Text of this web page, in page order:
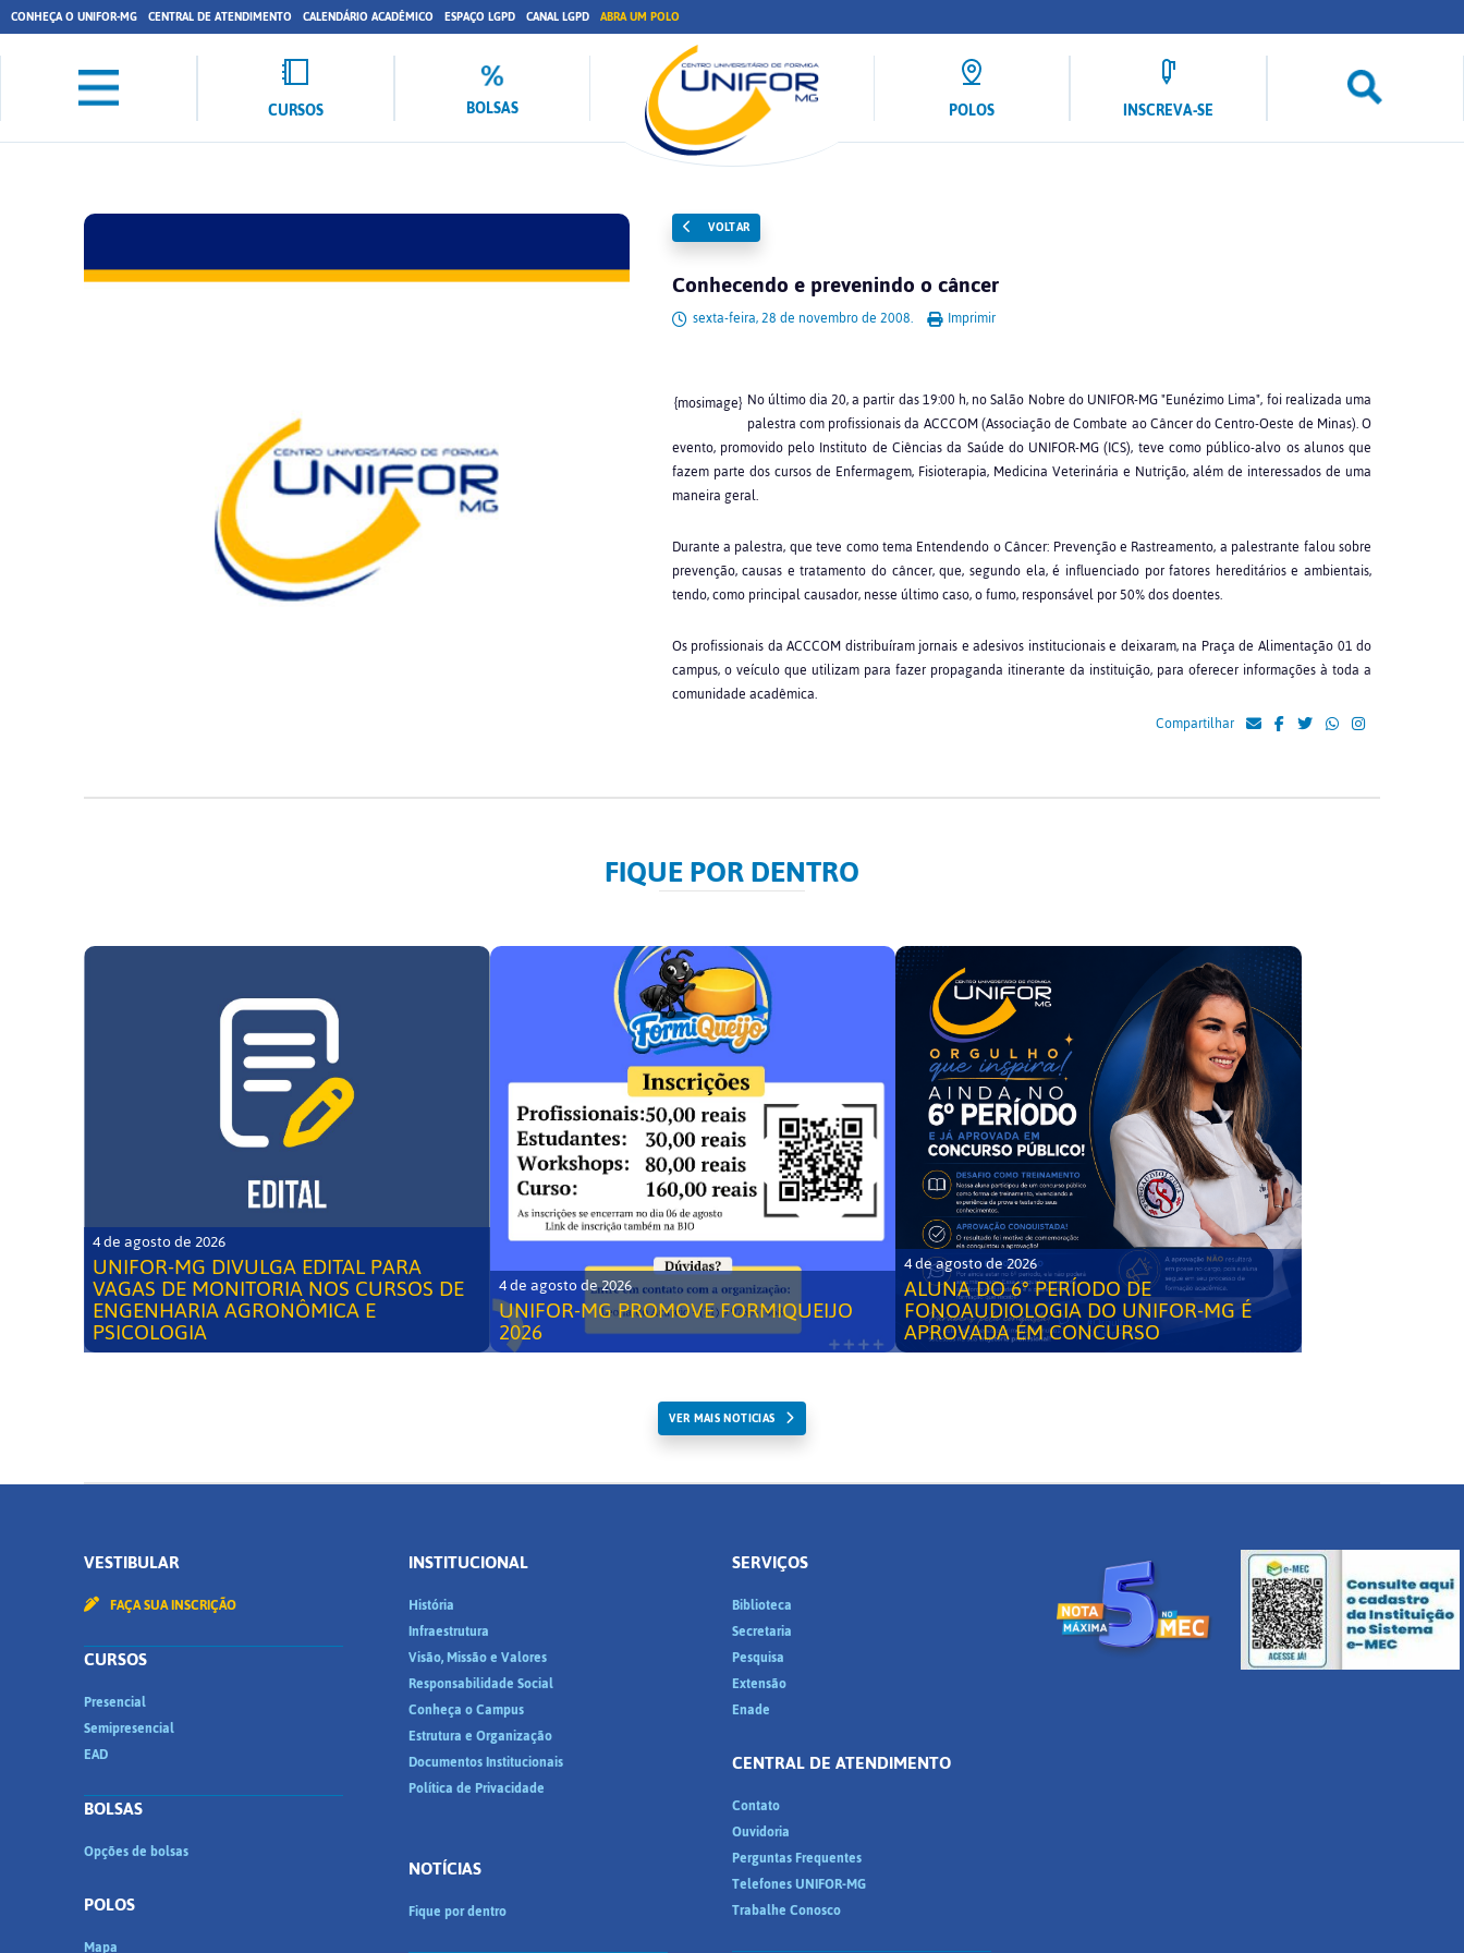
CONHEÇA O UNIFOR-MG CENTRAL DE ATENDIMENTO CALENDÁRIO ACADÊMICO ESPAÇO LGPD CANAL LGPD ABRA UM POLO
CURSOS BOLSAS POLOS INSCREVA-SE
VOLTAR
Conhecendo e prevenindo o câncer
sexta-feira, 28 de novembro de 2008. Imprimir
{mosimage} No último dia 20, a partir das 19:00 h, no Salão Nobre do UNIFOR-MG "Eunézimo Lima", foi realizada uma
palestra com profissionais da ACCCOM (Associação de Combate ao Câncer do Centro-Oeste de Minas). O
evento, promovido pelo Instituto de Ciências da Saúde do UNIFOR-MG (ICS), teve como público-alvo os alunos que
fazem parte dos cursos de Enfermagem, Fisioterapia, Medicina Veterinária e Nutrição, além de interessados de uma
maneira geral.
Durante a palestra, que teve como tema Entendendo o Câncer: Prevenção e Rastreamento, a palestrante falou sobre
prevenção, causas e tratamento do câncer, que, segundo ela, é influenciado por fatores hereditários e ambientais,
tendo, como principal causador, nesse último caso, o fumo, responsável por 50% dos doentes.
Os profissionais da ACCCOM distribuíram jornais e adesivos institucionais e deixaram, na Praça de Alimentação 01 do
campus, o veículo que utilizam para fazer propaganda itinerante da instituição, para oferecer informações à toda a
comunidade acadêmica.
Compartilhar
FIQUE POR DENTRO
4 de agosto de 2026
UNIFOR-MG DIVULGA EDITAL PARA
VAGAS DE MONITORIA NOS CURSOS DE
ENGENHARIA AGRONÔMICA E
PSICOLOGIA
4 de agosto de 2026
UNIFOR-MG PROMOVE FORMIQUEIJO
2026
4 de agosto de 2026
ALUNA DO 6° PERÍODO DE
FONOAUDIOLOGIA DO UNIFOR-MG É
APROVADA EM CONCURSO
VER MAIS NOTICIAS
VESTIBULAR
FAÇA SUA INSCRIÇÃO
CURSOS
Presencial
Semipresencial
EAD
BOLSAS
Opções de bolsas
POLOS
Mapa
INSTITUCIONAL
História
Infraestrutura
Visão, Missão e Valores
Responsabilidade Social
Conheça o Campus
Estrutura e Organização
Documentos Institucionais
Política de Privacidade
NOTÍCIAS
Fique por dentro
SERVIÇOS
Biblioteca
Secretaria
Pesquisa
Extensão
Enade
CENTRAL DE ATENDIMENTO
Contato
Ouvidoria
Perguntas Frequentes
Telefones UNIFOR-MG
Trabalhe Conosco